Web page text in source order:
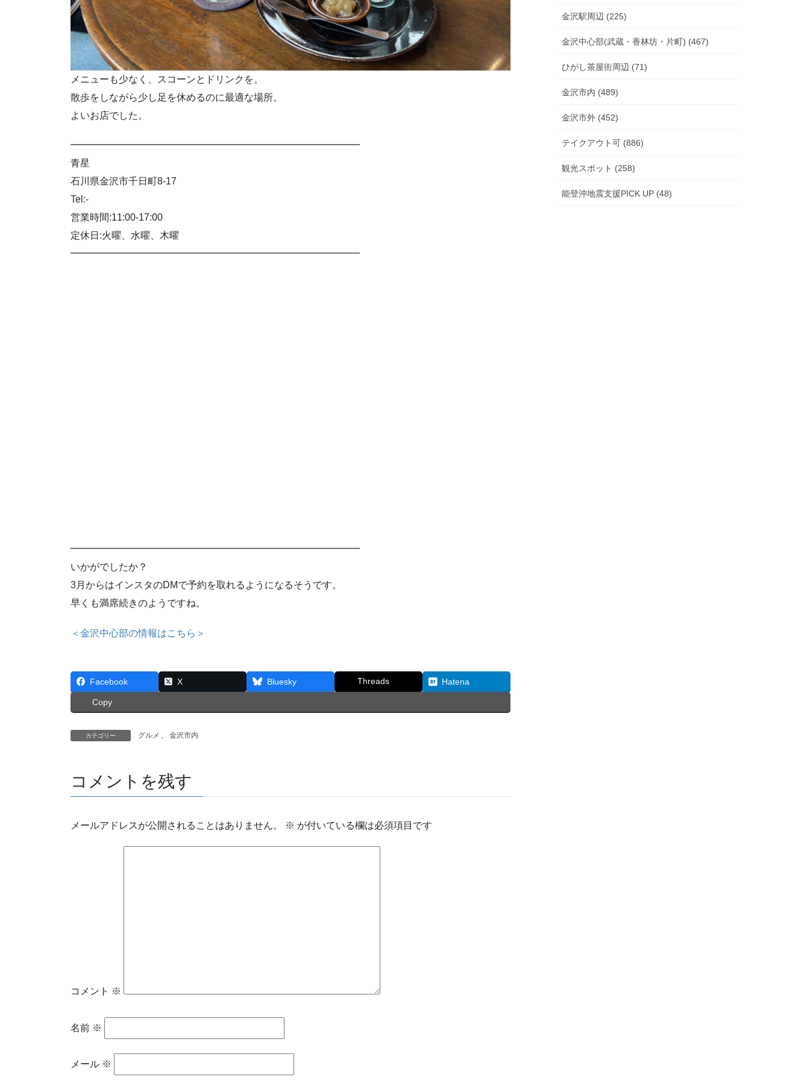
メニューも少なく、スコーンとドリンクを。
散歩をしながら少し足を休めるのに最適な場所。
よいお店でした。
━━━━━━━━━━━━━━━━━━━━━━━━━━━━━━
青星
石川県金沢市千日町8-17
Tel:-
営業時間:11:00-17:00
定休日:火曜、水曜、木曜
━━━━━━━━━━━━━━━━━━━━━━━━━━━━━━
━━━━━━━━━━━━━━━━━━━━━━━━━━━━━━
いかがでしたか？
3月からはインスタのDMで予約を取れるようになるそうです。
早くも満席続きのようですね。
＜金沢中心部の情報はこちら＞
Facebook X Bluesky Threads Hatena
Copy
カテゴリー グルメ 金沢市内
コメントを残す
メールアドレスが公開されることはありません。 ※ が付いている欄は必須項目です
コメント ※
名前 ※
メール ※
金沢駅周辺 (225)
金沢中心部(武蔵・香林坊・片町) (467)
ひがし茶屋街周辺 (71)
金沢市内 (489)
金沢市外 (452)
テイクアウト可 (886)
観光スポット (258)
能登沖地震支援PICK UP (48)